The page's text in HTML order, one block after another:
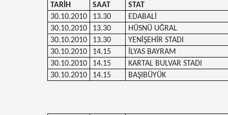
TARİH SAAT
STAT
30.10.2010
13.30
EDABALİ
30.10.2010
13.30
HÜSNÜ UĞRAL
30.10.2010
13.30
YENİŞEHİR STADI
30.10.2010
14.15
İLYAS BAYRAM
30.10.2010
14.15
KARTAL BULVAR STADI
30.10.2010
14.15 BAŞIBÜYÜK